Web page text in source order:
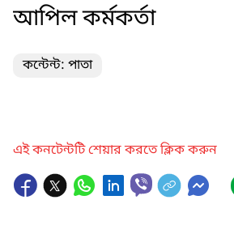
আপিল কর্মকর্তা
কন্টেন্ট: পাতা
এই কনটেন্টটি শেয়ার করতে ক্লিক করুন